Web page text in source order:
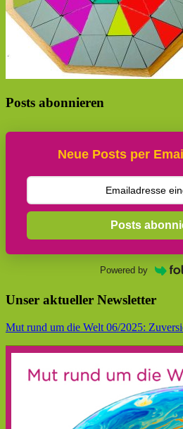
Posts abonnieren
Neue Posts per
Posts
Powered by
Unser aktueller Newsletter
Mut rund um die Welt 06/2025: